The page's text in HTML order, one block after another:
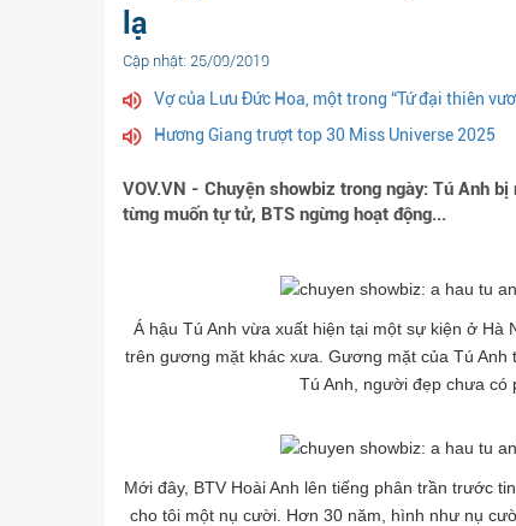
lạ
Cập nhật: 25/09/2019
Vợ của Lưu Đức Hoa, một trong “Tứ đại thiên
Hương Giang trượt top 30 Miss Universe 2025
VOV.VN - Chuyện showbiz trong ngày: Tú Anh
từng muốn tự tử, BTS ngừng hoạt động...
Á hậu Tú Anh vừa xuất hiện tại một sự kiện ở
trên gương mặt khác xưa. Gương mặt của Tú
Tú Anh, người đẹp chưa có
Mới đây, BTV Hoài Anh lên tiếng phân trần trước
cho tôi một nụ cười. Hơn 30 năm, hình như nụ